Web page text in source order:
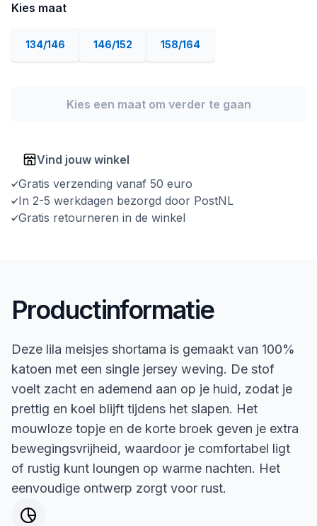
Kies maat
134/146 146/152 158/164
Kies een maat om verder te gaan
Vind jouw winkel
Gratis verzending vanaf 50 euro
In 2-5 werkdagen bezorgd door PostNL
Gratis retourneren in de winkel
Productinformatie
Deze lila meisjes shortama is gemaakt van 100%
katoen met een single jersey weving. De stof
voelt zacht en ademend aan op je huid, zodat je
prettig en koel blijft tijdens het slapen. Het
mouwloze topje en de korte broek geven je extra
bewegingsvrijheid, waardoor je comfortabel ligt
of rustig kunt loungen op warme nachten. Het
eenvoudige ontwerp zorgt voor rust.